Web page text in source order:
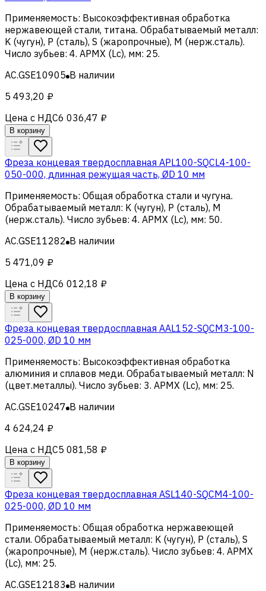
Применяемость: Высокоэффективная обработка
нержавеющей стали, титана. Обрабатываемый металл:
K (чугун), Р (сталь), S (жаропрочные), M (нерж.сталь).
Число зубьев: 4. APMX (Lc), мм: 25.
AC.GSE10905 В наличии
5 493,20 ₽
Цена с НДС6 036,47 ₽
В корзину
Фреза концевая твердосплавная APL100-SQCL4-100-
050-000, длинная режущая часть, ØD 10 мм
Применяемость: Общая обработка стали и чугуна.
Обрабатываемый металл: K (чугун), Р (сталь), M
(нерж.сталь). Число зубьев: 4. APMX (Lc), мм: 50.
AC.GSE11282 В наличии
5 471,09 ₽
Цена с НДС6 012,18 ₽
В корзину
Фреза концевая твердосплавная AAL152-SQCM3-100-
025-000, ØD 10 мм
Применяемость: Высокоэффективная обработка
алюминия и сплавов меди. Обрабатываемый металл: N
(цвет.металлы). Число зубьев: 3. APMX (Lc), мм: 25.
AC.GSE10247 В наличии
4 624,24 ₽
Цена с НДС5 081,58 ₽
В корзину
Фреза концевая твердосплавная ASL140-SQCM4-100-
025-000, ØD 10 мм
Применяемость: Общая обработка нержавеющей
стали. Обрабатываемый металл: K (чугун), Р (сталь), S
(жаропрочные), M (нерж.сталь). Число зубьев: 4. APMX
(Lc), мм: 25.
AC.GSE12183 В наличии